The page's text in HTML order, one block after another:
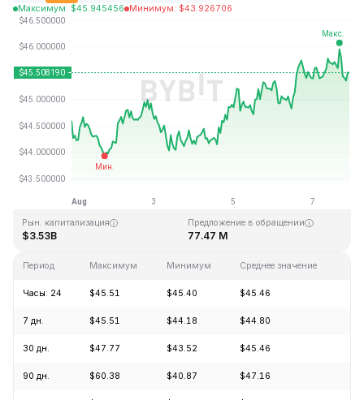
Максимум: $45.945456 Минимум: $43.926706
Последнее обновление: 21:46 GMT+0 2026-08-07
Исторический максимум
Рын. капитализация
$3.53B
Предложение в обращении
77.47 M
Период Максимум Минимум Среднее значение
Часы: 24 $45.51 $45.40 $45.46
7 дн. $45.51 $44.18 $44.80
30 дн. $47.77 $43.52 $45.46
90 дн. $60.38 $40.87 $47.16